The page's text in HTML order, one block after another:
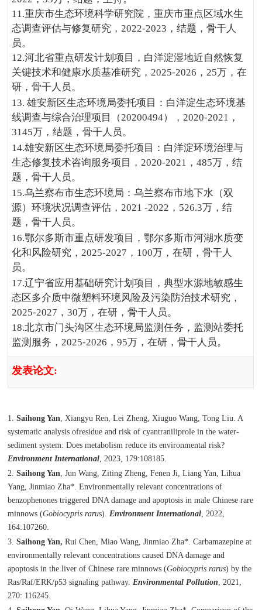
11.重庆市生态环境科学研究院，重庆市重点区域水生
态调查评估与修复研究，2022-2023，结题，骨干人
员。
12.河北省重点研发计划项目，白洋淀湿地近自然恢复
关键技术和健康水质基准研究，2025-2026，25万，在
研，骨干人员。
13. 雄安新区生态环境局委托项目：白洋淀生态环境基
线调查与综合治理项目（20200494），2020-2021，
3145万，结题，骨干人员。
14.雄安新区生态环境局委托项目：白洋淀环境治理与
生态修复技术咨询服务项目，2020-2021，485万，结
题，骨干人员。
15.乌兰察布市生态环境局：乌兰察布市地下水（双
源）环境状况调查评估，2021 -2022，526.3万，结
题，骨干人员。
16.鄂尔多斯市重点研发项目，鄂尔多斯市河湖水质变
化和风险研究，2025-2027，100万，在研，骨干人
员。
17.辽宁省应用基础研究计划项目，典型水源地敏感生
态区多介质中微塑料环境风险及污染防治技术研究，
2025-2027，30万，在研，骨干人员。
18.北京市门头沟区生态环境局监测任务，监测站委托
监测服务，2025-2026，95万，在研，骨干人员。
发表论文:
1.Saihong Yan, Xiangyu Ren, Lei Zheng, Xiuguo Wang, Tong Liu. A
systematic analysis ofresidue and risk of cyantraniliprole in the water-
sediment system: Does metabolism reduce its environmental risk?
Environment International, 2023, 179:108185.
2.Saihong Yan , Jun Wang, Ziting Zheng, Fenen Ji, Liang Yan, Lihua
Yang, Jinmiao Zha*. Environmentally relevant concentrations of
benzophenones triggered DNA damage and apoptosis in male Chinese rare
minnows (Gobiocypris rarus). Environment International , 2022,
164:107260.
3.Saihong Yan,Rui Chen, Miao Wang, Jinmiao Zha*. Carbamazepine at
environmentally relevant concentrations caused DNA damage and
apoptosis in the liver of Chinese rare minnows (Gobiocypris rarus) by the
Ras/Raf/ERK/p53 signaling pathway. Environmental Pollution , 2021,
270: 116245.